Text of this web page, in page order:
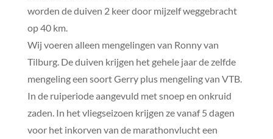
worden de duiven 2 keer door mijzelf weggebracht
op 40 km.
Wij voeren alleen mengelingen van Ronny van
Tilburg. De duiven krijgen het gehele jaar de zelfde
mengeling een soort Gerry plus mengeling van VTB.
In de ruiperiode aangevuld met snoep en onkruid
zaden. In het vliegseizoen krijgen ze vanaf 5 dagen
voor het inkorven van de marathonvlucht een